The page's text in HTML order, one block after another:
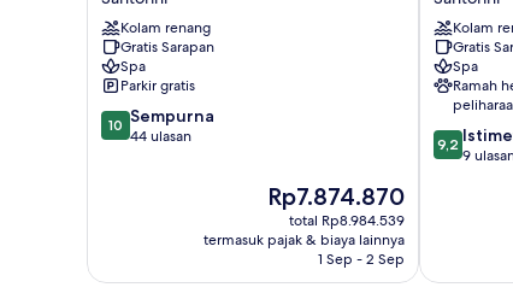
Luxury
Villas
Santorini
Kolam renang
Gratis Sarapan
Spa
Parkir gratis
10.0
dari
10 Sempurna
44 ulasan
Harga
sekarang
Rp7.874.870
Rp7.874.870
total Rp8.984.539
termasuk pajak & biaya lainnya
1 Sep - 2 Sep
Hotel
Santorini
Santorini
Kolam
Gratis
Spa
Ramah
9.2
dari
9,2
9